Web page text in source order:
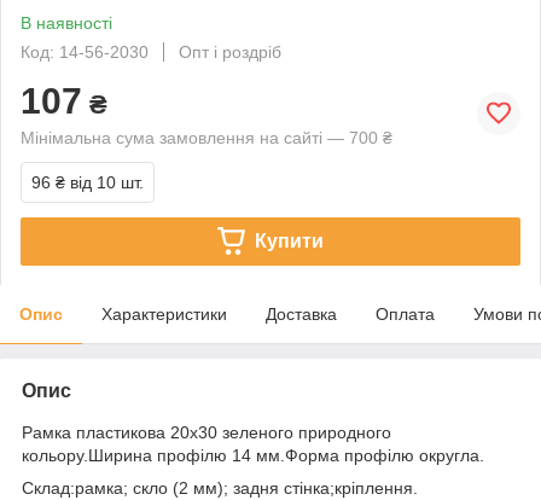
В наявності
Код: 14-56-2030
Опт і роздріб
107 ₴
Мінімальна сума замовлення на сайті — 700 ₴
96 ₴ від 10 шт.
Купити
Опис Характеристики Доставка Оплата Умови
Опис
Рамка пластикова 20х30 зеленого природного
кольору.Ширина профілю 14 мм.Форма профілю округла.
Склад:рамка; скло (2 мм); задня стінка;кріплення.